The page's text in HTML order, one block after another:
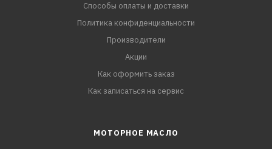
Способы оплаты и доставки
Политика конфиденциальности
Производители
Акции
Как оформить заказ
Как записаться на сервис
МОТОРНОЕ МАСЛО